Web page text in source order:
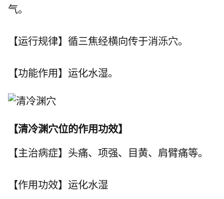
气。
【运行规律】循三焦经横向传于消泺穴。
【功能作用】运化水湿。
【清冷渊穴位的作用功效】
【主治病症】头痛、项强、目黄、肩臂痛等。
【作用功效】运化水湿